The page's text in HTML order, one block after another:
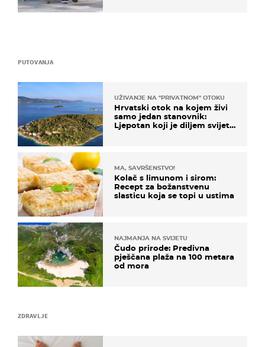
ZDRAVLJE
PUTOVANJA
UŽIVANJE NA "PRIVATNOM" OTOKU
Hrvatski otok na kojem živi
samo jedan stanovnik:
Ljepotan koji je diljem svijeta
MA, SAVRŠENSTVO!
Kolač s limunom i sirom:
Recept za božanstvenu
slasticu koja se topi u ustima
NAJMANJA NA SVIJETU
Čudo prirode: Predivna
pješčana plaža na 100 metara
od mora